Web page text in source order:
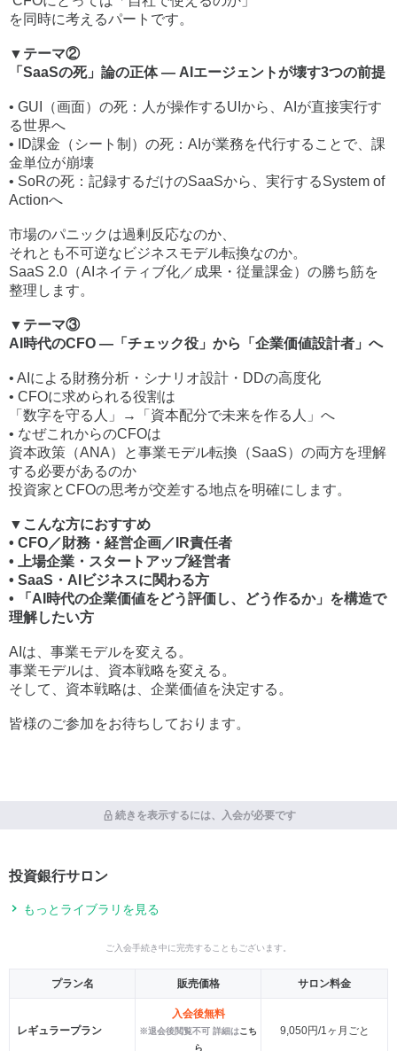
を同時に考えるパートです。
▼テーマ②
「SaaSの死」論の正体 ― AIエージェントが壊す3つの前提
• GUI（画面）の死：人が操作するUIから、AIが直接実行す
る世界へ
• ID課金（シート制）の死：AIが業務を代行することで、課
金単位が崩壊
• SoRの死：記録するだけのSaaSから、実行するSystem of
Actionへ
市場のパニックは過剰反応なのか、
それとも不可逆なビジネスモデル転換なのか。
SaaS 2.0（AIネイティブ化／成果・従量課金）の勝ち筋を
整理します。
▼テーマ③
AI時代のCFO ―「チェック役」から「企業価値設計者」へ
• AIによる財務分析・シナリオ設計・DDの高度化
• CFOに求められる役割は
「数字を守る人」→「資本配分で未来を作る人」へ
• なぜこれからのCFOは
資本政策（ANA）と事業モデル転換（SaaS）の両方を理解
する必要があるのか
投資家とCFOの思考が交差する地点を明確にします。
▼こんな方におすすめ
• CFO／財務・経営企画／IR責任者
• 上場企業・スタートアップ経営者
• SaaS・AIビジネスに関わる方
• 「AI時代の企業価値をどう評価し、どう作るか」を構造で
理解したい方
AIは、事業モデルを変える。
事業モデルは、資本戦略を変える。
そして、資本戦略は、企業価値を決定する。
皆様のご参加をお待ちしております。
続きを表示するには、入会が必要です
投資銀行サロン
もっとライブラリを見る
ご入会手続き中に完売することもございます。
プラン名 販売価格 サロン料金
レギュラープラン
入会後無料
※退会後閲覧不可 詳細はこち
ら
9,050円/1ヶ月ごと